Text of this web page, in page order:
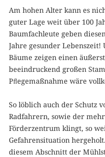
Am hohen Alter kann es
guter Lage weit über 100
Baumfachleute geben
Jahre gesunder Lebenszeit!
Bäume zeigen einen
beeindruckend großen
Pﬂegemaßnahme wäre
So löblich auch der Schutz
Radfahrern, sowie der
Förderzentrum klingt, so
Gefahrensituation
diesem Abschnitt der